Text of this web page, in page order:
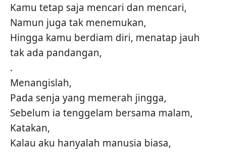
Kamu tetap saja mencari dan mencari,
Namun juga tak menemukan,
Hingga kamu berdiam diri, menatap jauh
tak ada pandangan,
.
Menangislah,
Pada senja yang memerah jingga,
Sebelum ia tenggelam bersama malam,
Katakan,
Kalau aku hanyalah manusia biasa,